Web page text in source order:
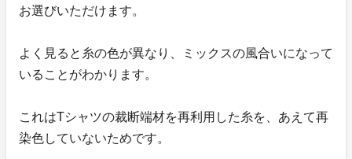
お選びいただけます。
よく見ると糸の色が異なり、ミックスの風合いになって
いることがわかります。
これはTシャツの裁断端材を再利用した糸を、あえて再
染色していないためです。